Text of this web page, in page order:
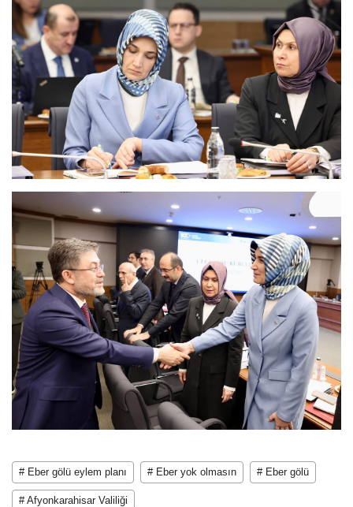
# Eber gölü eylem planı # Eber yok olmasın # Eber gölü
# Afyonkarahisar Valiliği